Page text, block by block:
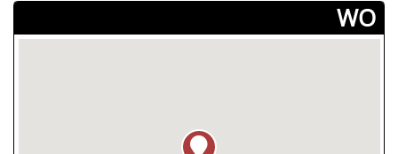
­WO